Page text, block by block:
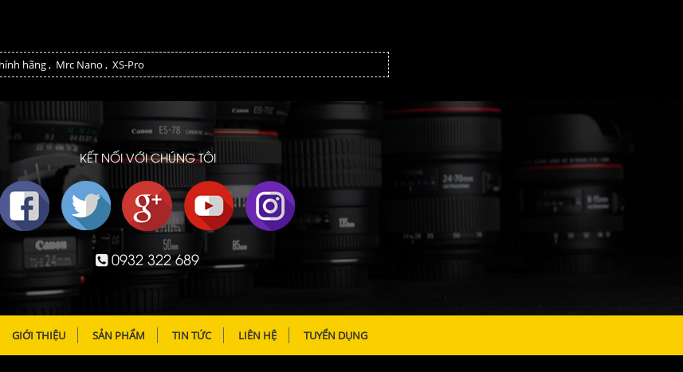
hãng, Mrc Nano , XS-Pro
KẾT NỐI VỚI CHÚNG TÔI
0932 322 689
GIỚI THIỆU SẢN PHẨM TIN TỨC LIÊN HỆ TUYỂN DỤNG